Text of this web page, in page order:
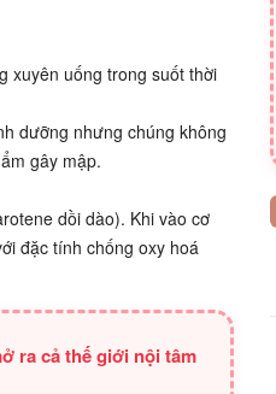
xuyên uống trong suốt thời
dưỡng nhưng chúng không
gây mập.
dồi dào). Khi vào cơ
đặc tính chống oxy hoá
ra cả thế giới nội tâm